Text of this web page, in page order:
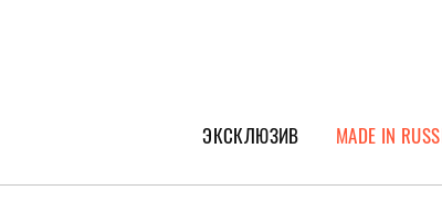
ЭКСКЛЮЗИВ
ГЕРОИ PEOPLETALK
MADE IN